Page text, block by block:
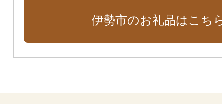
方、伊勢が大好きな方、ぜひ、伊
ご覧ください。
伊勢市のお礼品はこち